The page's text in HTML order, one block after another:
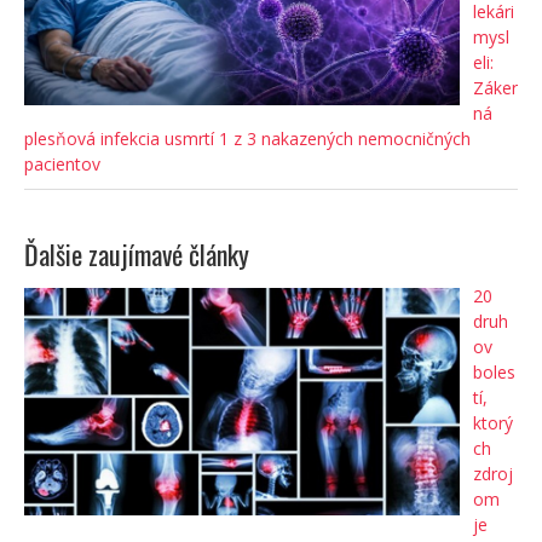
lekári
mysl
eli:
Záker
ná
plesňová infekcia usmrtí 1 z 3 nakazených nemocničných
pacientov
Ďalšie zaujímavé články
20
druh
ov
boles
tí,
ktorý
ch
zdroj
om
je